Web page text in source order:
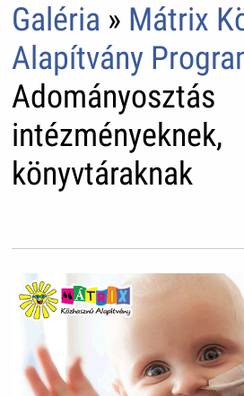
Galéria » Mátrix
Alapítvány
Adományosztás
intézményeknek,
könyvtáraknak